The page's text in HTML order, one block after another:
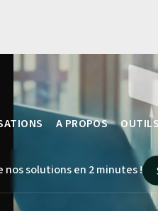
A PROPOS OUTILS
solutions en 2 minutes !